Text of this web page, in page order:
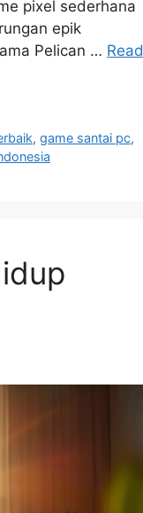
pixel sederhana
epik
Pelican … Read
,game santai pc,